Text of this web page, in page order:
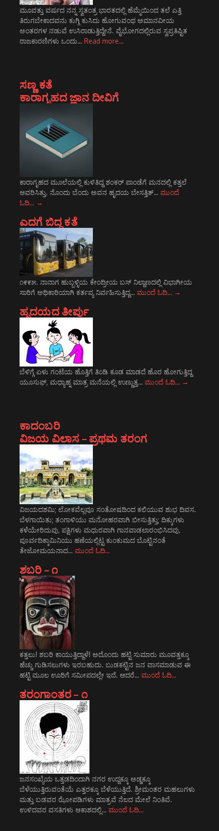
ಮೂವತ್ತು ವರ್ಷದ ನನ್ನ ಸ್ವತಂತ್ರ ಭಾರತದಲ್ಲಿ ಹೆಮ್ಮೆಯಿಂದ ತಲೆ ಎತ್ತಿ
ತಿರುಗಬೇಕಾದವನು ಕುಗ್ಗಿ ಕುಸಿದು ಹೋಗುವಂಥ ಅಮಾನವೀಯ
ಅಂತರಗಳ ನಡುವೆ ಉಸಿರಾಡುತ್ತಿದ್ದೇನೆ. ವೈಭೋಗದಲ್ಲಿರುವ ಸ್ವಪ್ರತಿಷ್ಟಿತ
ರಾಜಕಾರಣಿಗಳು ಒಂದು… Read more…
ಸಣ್ಣ ಕತೆ
ಕಾರಾಗೃಹದ ಜ್ಞಾನ ದೀವಿಗೆ
ಕಾರಾಗೃಹದ ಮೂಲೆಯಲ್ಲಿ ಕುಳಿತಿದ್ದ ಶಂಕರ್ ಪಾಂಡೆಗೆ ಮನದಲ್ಲಿ ಕತ್ತಲೆ
ಆವರಿಸಿತ್ತು. ನೊಂದು ಬೆಂದು ಅವನ ಹೃದಯ ಬೇಸತ್ತಿತ್… ಮುಂದೆ
ಓದಿ… →
ಎದಗೆ ಬಿದ್ದ ಕತೆ
೧೯೯೫. ನಾನಾಗ ಹುಬ್ಬಳ್ಳಿಯ ಕೇಂದ್ರೀಯ ಬಸ್ ನಿಲ್ದಾಣದಲ್ಲಿ ವಿಭಾಗೀಯ
ಸಾರಿಗೆ ಅಧಿಕಾರಿಯಾಗಿ ಕರ್ತವ್ಯ ನಿರ್ವಹಿಸುತ್ತಿದ್ದ… ಮುಂದೆ ಓದಿ… →
ಹೃದಯದ ತೀರ್ಪು
ಬೆಳಿಗ್ಗೆ ಏಳು ಗಂಟೆಯ ಹೊತ್ತಿಗೆ ತಿಂಡಿ ಕೂಡ ಮಾಡದೆ ಹೊರ ಹೋಗುತ್ತಿದ್ದ
ಯೂಸುಫ್, ಮಧ್ಯಾಹ್ನ ಮಾತ್ರ ಮನೆಯಲ್ಲಿ ಉಣ್ಣುತ್ತ… ಮುಂದೆ ಓದಿ… →
ಕಾದಂಬರಿ
ವಿಜಯ ವಿಲಾಸ – ಪ್ರಥಮ ತರಂಗ
ವಿಜಯದಶಮಿ; ಲೋಕವೆಲ್ಲವೂ ಸಂತೋಷದಿಂದ ಕಲಿಯುವ ಶುಭ ದಿವಸ.
ಬೆಳಗಾಯಿತು; ತಂಗಾಳಿಯು ಮನೋಹರವಾಗಿ ಬೀಸುತ್ತಿತ್ತು; ದಿಕ್ಕುಗಳು
ಕಳೆಯೇರಿದುವು, ಪಕ್ಷಿಗಳು ಮಧುರವಾಗಿ ಗಾನವಾಡಲಾರಂಭಿಸಿದವು,
ಪೂರ್ವದಿಕ್ಕಾಮಿನಿಯು ಹಣೆಯಲ್ಲಿಟ್ಟ ಕುಂಕುಮದ ಬೊಟ್ಟಿನಂತೆ
ತೇಜೋಮಯನಾದ… ಮುಂದೆ ಓದಿ…
ಶಬರಿ – ೧
ಕತ್ತಲು! ಶಬರಿ ಕಾಯುತ್ತಿದ್ದಾಳೆ! ಅದೊಂದು ಹಟ್ಟಿ ಸುಮಾರು ಮೂವತ್ತಕ್ಕೂ
ಹೆಚ್ಚು ಗುಡಿಸಲುಗಳು ಇರಬಹುದು. ಬುಡಕಟ್ಟಿನ ಜನ ವಾಸಮಾಡುವ ಈ
ಹಟ್ಟಿ ಮೂಲ ಊರಿಗೆ ಸಮೀಪದಲ್ಲೇ ಇದೆ. ಆದರೆ… ಮುಂದೆ ಓದಿ…
ತರಂಗಾಂತರ – ೧
ಜನಸಂಖ್ಯೆಯ ಒತ್ತಡದಿಂದಾಗಿ ನಗರ ಉದ್ದಕ್ಕೂ ಅಡ್ಡಕ್ಕೂ
ಬೆಳೆಯುತ್ತಿರುವಂತೆಯೆ ಎತ್ತರಕ್ಕೂ ಬೆಳೆಯುತ್ತಿದೆ. ಶ್ರೀಮಂತರ ಮಹಲುಗಳು
ಮತ್ತು ಬಡವರ ಝೋಪಡಿಗಳು ಮಾತ್ರವೆ ನೆಲದ ಮೇಲೆ ನಿಂತಿವೆ.
ಉಳಿದವರ ವಸತಿಗಳು ಆಕಾಶದಲ್ಲಿ… ಮುಂದೆ ಓದಿ…